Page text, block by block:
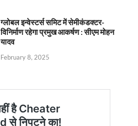
ग्लोबल इन्वेस्टर्स समिट में सेमीकंडक्टर-
विनिर्माण रहेगा प्रमुख आकर्षण : सीएम मोहन
यादव
February 8, 2025